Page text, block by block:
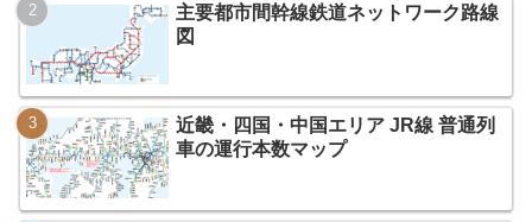
主要都市間幹線鉄道ネットワーク路線
図
近畿・四国・中国エリア JR線 普通列
車の運行本数マップ